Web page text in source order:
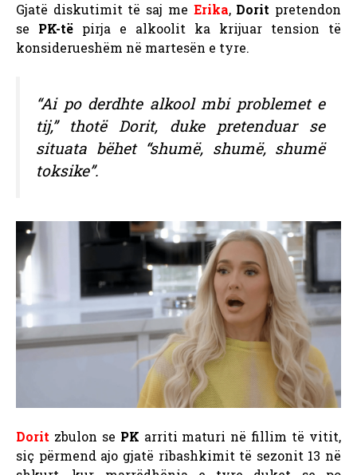
Gjatë diskutimit të saj me Erika, Dorit pretendon
se PK-të pirja e alkoolit ka krijuar tension të
konsiderueshëm në martesën e tyre.
“Ai po derdhte alkool mbi problemet e
tij,” thotë Dorit, duke pretenduar se
situata bëhet “shumë, shumë, shumë
toksike”.
Dorit zbulon se PK arriti maturi në fillim të vitit,
siç përmend ajo gjatë ribashkimit të sezonit 13 në